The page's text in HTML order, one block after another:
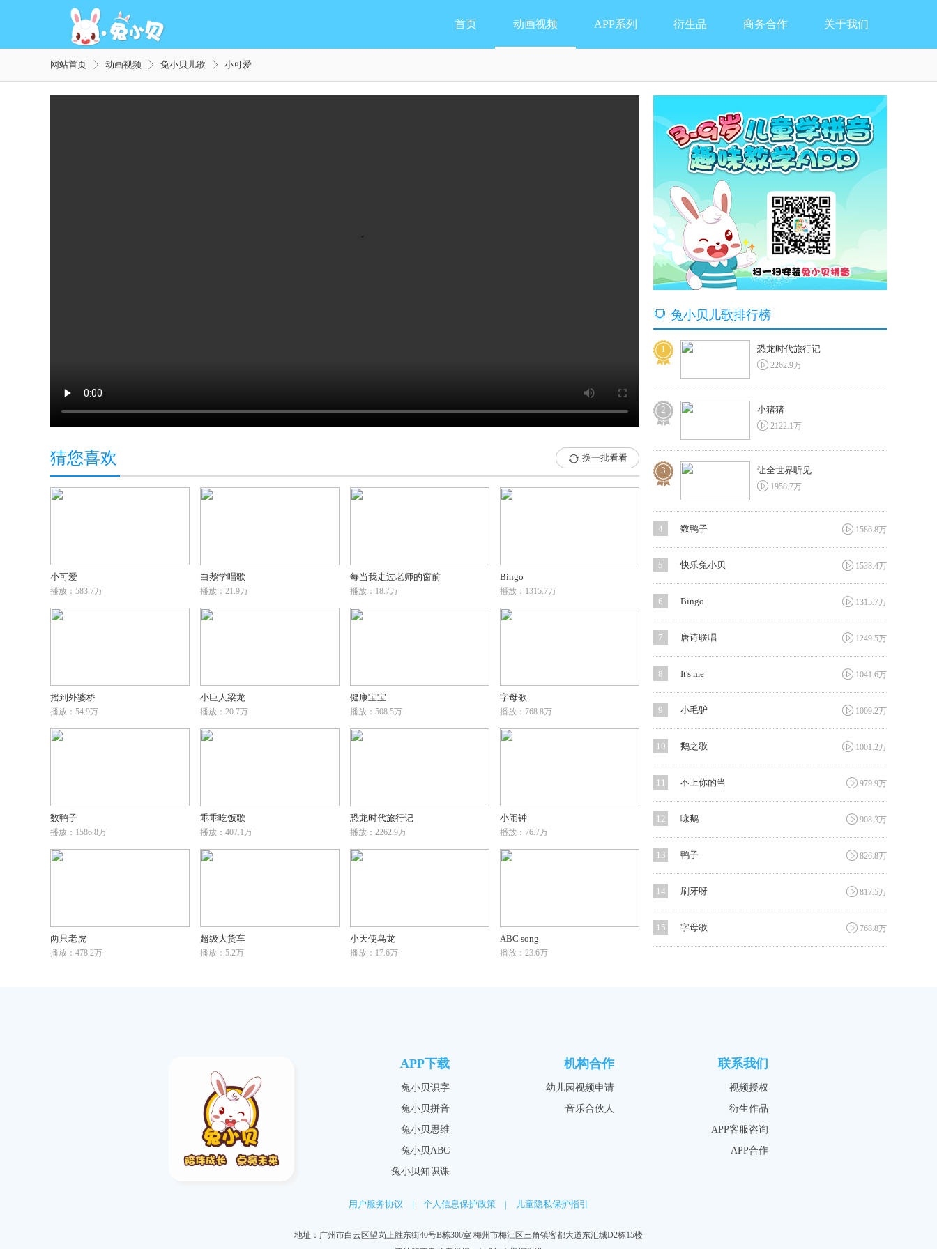
首页 动画视频 APP系列 衍生品 商务合作 关于我们
网站首页 动画视频 兔小贝儿歌 小可爱
 换一批看看
猜您喜欢
小可爱
播放：583.7万
白鹅学唱歌
播放：21.9万
每当我走过老师的窗前
播放：18.7万
Bingo
播放：1315.7万
摇到外婆桥
播放：54.9万
小巨人梁龙
播放：20.7万
健康宝宝
播放：508.5万
字母歌
播放：768.8万
数鸭子
播放：1586.8万
乖乖吃饭歌
播放：407.1万
恐龙时代旅行记
播放：2262.9万
小闹钟
播放：76.7万
两只老虎
播放：478.2万
超级大货车
播放：5.2万
小天使鸟龙
播放：17.6万
ABC song
播放：23.6万
 兔小贝儿歌排行榜
1 恐龙时代旅行记
 2262.9万
2 小猪猪
 2122.1万
3 让全世界听见
 1958.7万
4 数鸭子  1586.8万
5 快乐兔小贝  1538.4万
6 Bingo  1315.7万
7 唐诗联唱  1249.5万
8 It's me  1041.6万
9 小毛驴  1009.2万
10 鹅之歌  1001.2万
11 不上你的当  979.9万
12 咏鹅  908.3万
13 鸭子  826.8万
14 刷牙呀  817.5万
15 字母歌  768.8万
APP下载
兔小贝识字
兔小贝拼音
兔小贝思维
兔小贝ABC
兔小贝知识课
机构合作
幼儿园视频申请
音乐合伙人
联系我们
视频授权
衍生作品
APP客服咨询
APP合作
用户服务协议 | 个人信息保护政策 | 儿童隐私保护指引
地址：广州市白云区望岗上胜东街40号B栋306室 梅州市梅江区三角镇客都大道东汇城D2栋15楼